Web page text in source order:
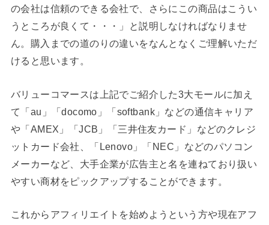
の会社は信頼のできる会社で、さらにこの商品はこうい
うところが良くて・・・」と説明しなければなりませ
ん。購入までの道のりの違いをなんとなくご理解いただ
けると思います。
バリューコマースは上記でご紹介した3大モールに加え
て「au」「docomo」「softbank」などの通信キャリア
や「AMEX」「JCB」「三井住友カード」などのクレジ
ットカード会社、「Lenovo」「NEC」などのパソコン
メーカーなど、大手企業が広告主と名を連ねており扱い
やすい商材をピックアップすることができます。
これからアフィリエイトを始めようという方や現在アフ